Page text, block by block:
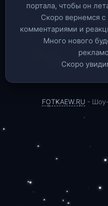
портала, чтобы он
Скоро вернемся
комментариями и
Много нового
Скоро
FOTKAEW.RU - Шоу-